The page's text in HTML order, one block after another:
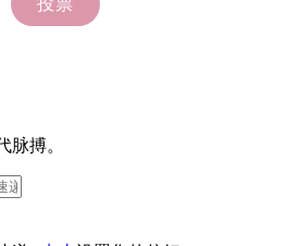
脉搏。